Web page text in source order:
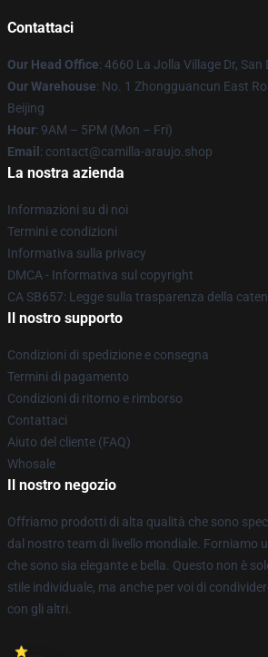
Contattaci
Our Head Office: 4660 La Jolla Village Dr, San
Our Warehouse: No. 1 Zhongguancun East
Beijing
Hour: 9AM – 5PM (Mon – Fri)
Email : contact@camilla-araujo.shop
La nostra azienda
Informazioni su di noi
Termini e condizioni
Informativa sulla privacy
DMCA - Informativa sul copyright
CA SB657: Legge sulla trasparenza della
Il nostro supporto
Condizioni di spedizione e consegna
Termini di pagamento
Condizioni di ritorno e rimborso
Contattaci
Aiuto del cliente (FAQ)
Whosale
Il nostro negozio
Offriamo prodotti di alta qualità che sono
dal nostro team di livello mondiale. Forniamo
che sono sia elegante e bella. Questo non è
stile individuale, ma anche per voi di
con gli altri.